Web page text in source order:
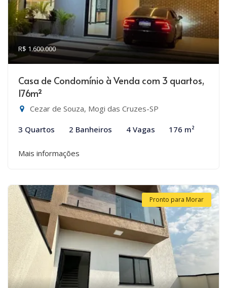
R$ 1.600.000
Casa de Condomínio à Venda com 3 quartos,
176m²
Cezar de Souza, Mogi das Cruzes-SP
3 Quartos 2 Banheiros 4 Vagas 176 m²
Mais informações
Pronto para Morar